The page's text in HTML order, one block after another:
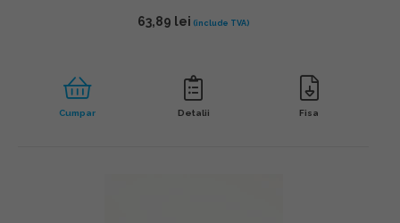
63,89 lei
Cumpar Detalii Fisa